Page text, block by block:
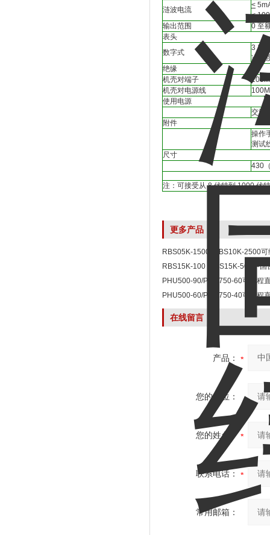
涟波电流
<
<
输出范围
0 至
表头
数字式
3 1/2
准确
绝缘
机壳对端子
机壳对电源线
使用电源
交流
附件
操作
测试
尺寸
430
注：可接受从 8 伏特到 1000 伏
更多产品
RBS05K-1500 /RBS10K-2500
RBS15K-100 /RBS15K-500中国
列可编程双向直流电源
PHU500-90/PHU750-60可编程
PHU500-60/PHU750-40可编程
在线留言
产品：
您的单位：
您的姓名：
联系电话：
常用邮箱：